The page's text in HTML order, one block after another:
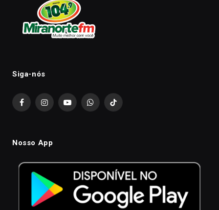
Siga-nós
FacebookInstagramYouTubeWhatsAppTikTok
Nosso App